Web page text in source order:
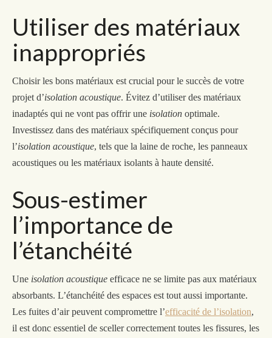
Utiliser des matériaux
inappropriés
Choisir les bons matériaux est crucial pour le succès de votre
projet d’isolation acoustique. Évitez d’utiliser des matériaux
inadaptés qui ne vont pas offrir une isolation optimale.
Investissez dans des matériaux spécifiquement conçus pour
l’isolation acoustique, tels que la laine de roche, les panneaux
acoustiques ou les matériaux isolants à haute densité.
Sous-estimer
l’importance de
l’étanchéité
Une isolation acoustique efficace ne se limite pas aux matériaux
absorbants. L’étanchéité des espaces est tout aussi importante.
Les fuites d’air peuvent compromettre l’efficacité de l’isolation,
il est donc essentiel de sceller correctement toutes les fissures, les